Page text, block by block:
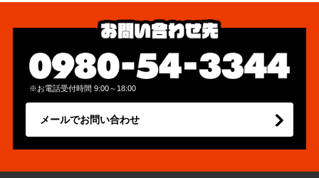
※お電話受付時間 9:00～18:00
メールでお問い合わせ